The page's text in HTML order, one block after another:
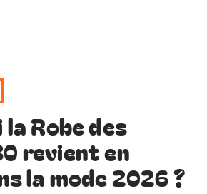
Robe des
revient en
la mode 2026 ?